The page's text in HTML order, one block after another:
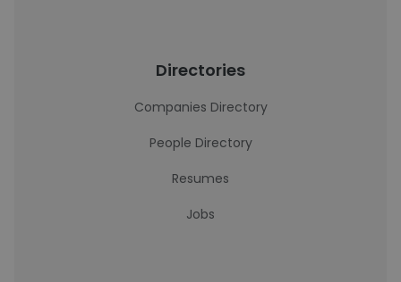
Directories
Companies Directory
People Directory
Resumes
Jobs